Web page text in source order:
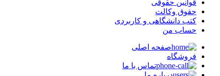
قوانین حقوقی
حقوق وکالت
کتب دانشگاهی و کاربردی
حساب من
صفحه اصلی
فروشگاه
تماس با ما